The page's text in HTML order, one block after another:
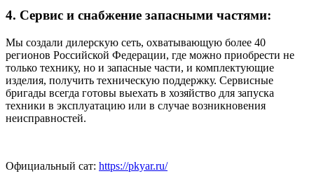
4. Сервис и снабжение запасными частями:
Мы создали дилерскую сеть, охватывающую более 40
регионов Российской Федерации, где можно приобрести не
только технику, но и запасные части, и комплектующие
изделия, получить техническую поддержку. Сервисные
бригады всегда готовы выехать в хозяйство для запуска
техники в эксплуатацию или в случае возникновения
неисправностей.
Официальный сат: https://pkyar.ru/